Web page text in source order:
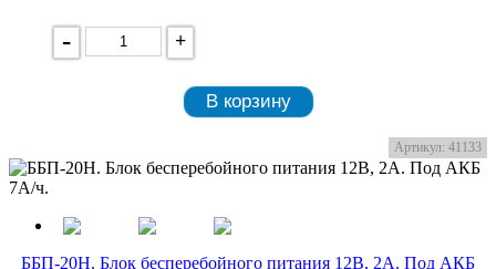
- +
В корзину
Артикул: 41133
ББП-20Н. Блок бесперебойного питания 12В, 2А. Под АКБ